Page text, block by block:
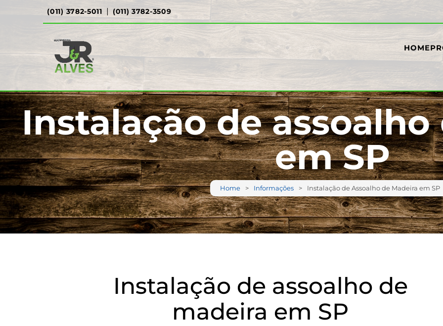
(011) 3782-5011 | (011) 3782-3509
HOME
Instalação de
em SP
Home Informações Instalação de Assoalho de Madeira em SP
Instalação de assoalho de
madeira em SP